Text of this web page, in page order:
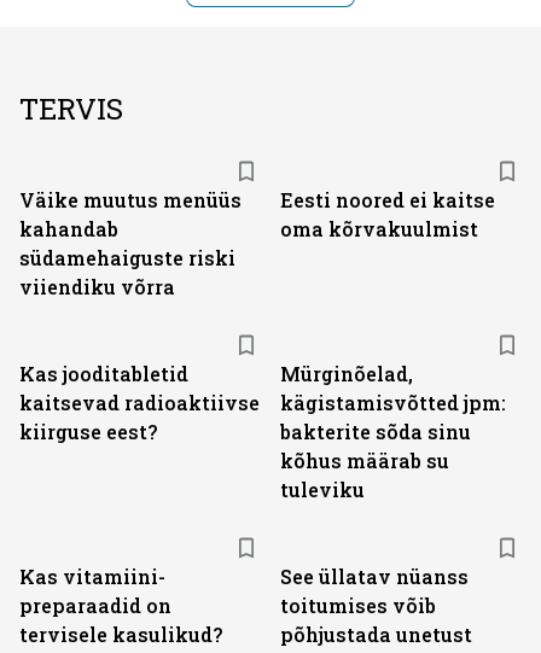
TERVIS
Väike muutus menüüs
kahandab
südamehaiguste riski
viiendiku võrra
Eesti noored ei kaitse
oma kõrvakuulmist
Kas jooditabletid
kaitsevad radioaktiivse
kiirguse eest?
Mürginõelad,
kägistamisvõtted jpm:
bakterite sõda sinu
kõhus määrab su
tuleviku
Kas vitamiini­
preparaadid on
tervisele kasulikud?
See üllatav nüanss
toitumises võib
põhjustada unetust